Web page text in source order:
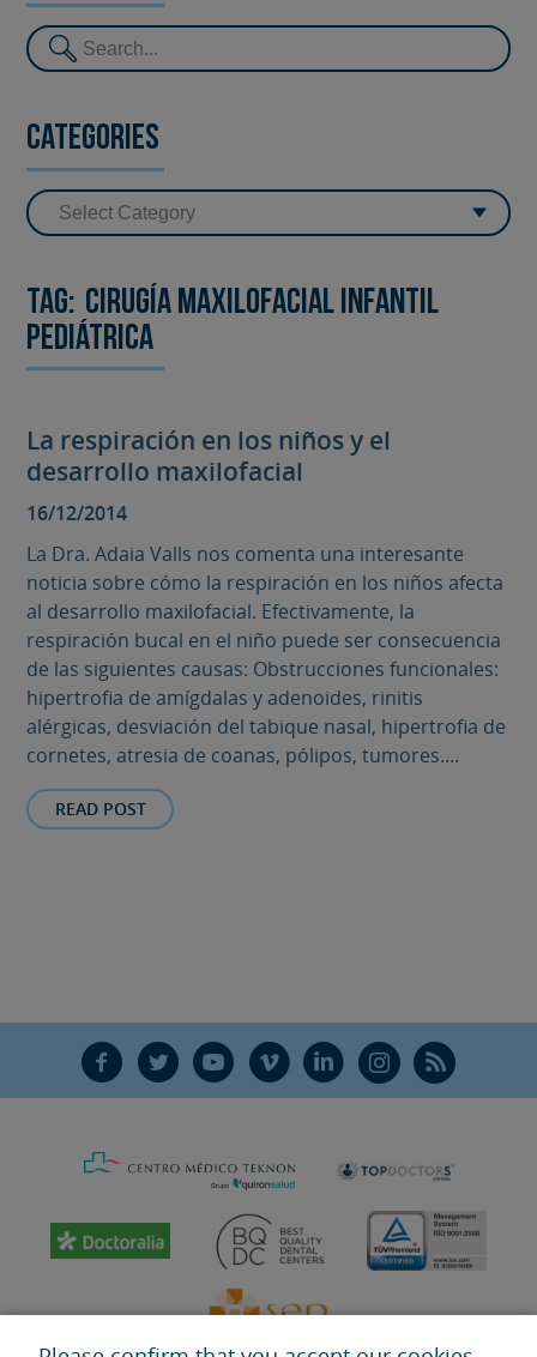
Categories
Tag: Cirugía maxilofacial infantil
pediátrica
La respiración en los niños y el
desarrollo maxilofacial
16/12/2014
La Dra. Adaia Valls nos comenta una interesante
noticia sobre cómo la respiración en los niños afecta
al desarrollo maxilofacial. Efectivamente, la
respiración bucal en el niño puede ser consecuencia
de las siguientes causas: Obstrucciones funcionales:
hipertrofia de amígdalas y adenoides, rinitis
alérgicas, desviación del tabique nasal, hipertrofia de
cornetes, atresia de coanas, pólipos, tumores....
READ POST
F T Y V L Ñ R